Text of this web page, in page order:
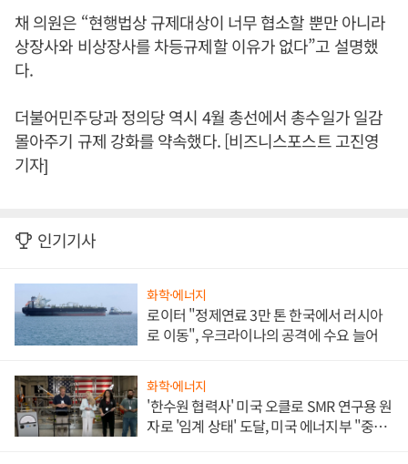
채 의원은 “현행법상 규제대상이 너무 협소할 뿐만 아니라
상장사와 비상장사를 차등규제할 이유가 없다”고 설명했
다.
더불어민주당과 정의당 역시 4월 총선에서 총수일가 일감
몰아주기 규제 강화를 약속했다. [비즈니스포스트 고진영
기자]
인기기사
화학·에너지
로이터 "정제연료 3만 톤 한국에서 러시아
로 이동", 우크라이나의 공격에 수요 늘어
화학·에너지
'한수원 협력사' 미국 오클로 SMR 연구용 원
자로 '임계 상태' 도달, 미국 에너지부 "중요